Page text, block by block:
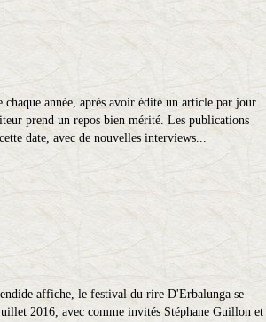
chaque année, après avoir édité un article par jour
prend un repos bien mérité. Les publications
date, avec de nouvelles interviews...
affiche, le festival du rire D'Erbalunga se
2016, avec comme invités Stéphane Guillon et